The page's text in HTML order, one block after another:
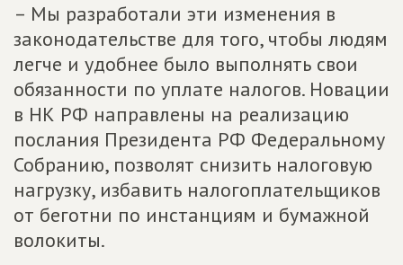
– Мы разработали эти изменения в
законодательстве для того, чтобы людям
легче и удобнее было выполнять свои
обязанности по уплате налогов. Новации
в НК РФ направлены на реализацию
послания Президента РФ Федеральному
Собранию, позволят снизить налоговую
нагрузку, избавить налогоплательщиков
от беготни по инстанциям и бумажной
волокиты.